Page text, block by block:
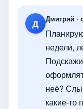
Д Дмитрий ·
недели,
неё?
какие-то